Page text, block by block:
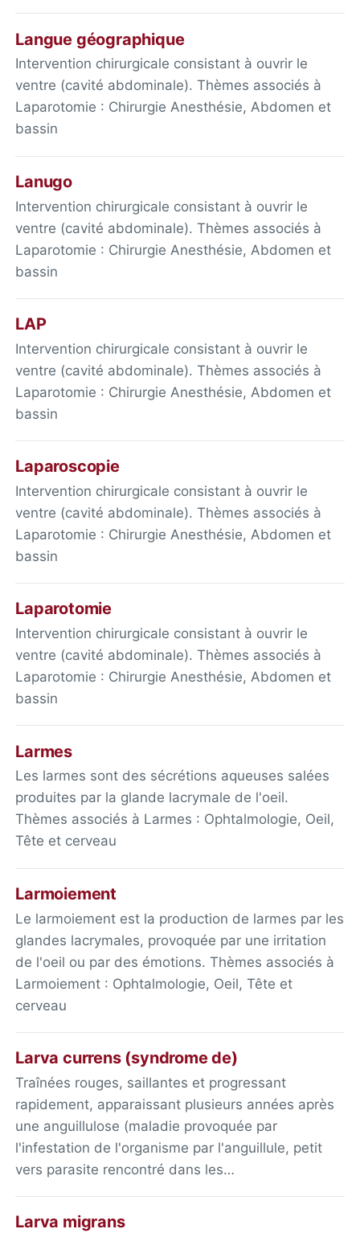
Langue géographique
Intervention chirurgicale consistant à ouvrir le
ventre (cavité abdominale). Thèmes associés à
Laparotomie : Chirurgie Anesthésie, Abdomen et
bassin
Lanugo
Intervention chirurgicale consistant à ouvrir le
ventre (cavité abdominale). Thèmes associés à
Laparotomie : Chirurgie Anesthésie, Abdomen et
bassin
LAP
Intervention chirurgicale consistant à ouvrir le
ventre (cavité abdominale). Thèmes associés à
Laparotomie : Chirurgie Anesthésie, Abdomen et
bassin
Laparoscopie
Intervention chirurgicale consistant à ouvrir le
ventre (cavité abdominale). Thèmes associés à
Laparotomie : Chirurgie Anesthésie, Abdomen et
bassin
Laparotomie
Intervention chirurgicale consistant à ouvrir le
ventre (cavité abdominale). Thèmes associés à
Laparotomie : Chirurgie Anesthésie, Abdomen et
bassin
Larmes
Les larmes sont des sécrétions aqueuses salées
produites par la glande lacrymale de l'oeil.
Thèmes associés à Larmes : Ophtalmologie, Oeil,
Tête et cerveau
Larmoiement
Le larmoiement est la production de larmes par les
glandes lacrymales, provoquée par une irritation
de l'oeil ou par des émotions. Thèmes associés à
Larmoiement : Ophtalmologie, Oeil, Tête et
cerveau
Larva currens (syndrome de)
Traînées rouges, saillantes et progressant
rapidement, apparaissant plusieurs années après
une anguillulose (maladie provoquée par
l'infestation de l'organisme par l'anguillule, petit
vers parasite rencontré dans les…
Larva migrans